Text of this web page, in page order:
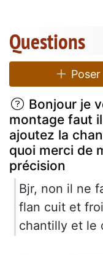
Questions
Bonjour je
montage faut
ajoutez la
quoi merci de
précision
Bjr, non il ne
flan cuit et
chantilly et le